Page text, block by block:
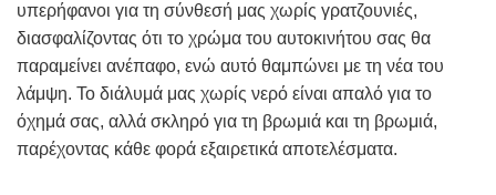
υπερήφανοι για τη σύνθεσή μας χωρίς γρατζουνιές,
διασφαλίζοντας ότι το χρώμα του αυτοκινήτου σας θα
παραμείνει ανέπαφο, ενώ αυτό θαμπώνει με τη νέα του
λάμψη. Το διάλυμά μας χωρίς νερό είναι απαλό για το
όχημά σας, αλλά σκληρό για τη βρωμιά και τη βρωμιά,
παρέχοντας κάθε φορά εξαιρετικά αποτελέσματα.